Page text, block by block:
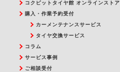
コクピットタイヤ館 オンラインストア
購入・作業予約受付
カーメンテナンスサービス
タイヤ交換サービス
コラム
サービス事例
ご相談受付